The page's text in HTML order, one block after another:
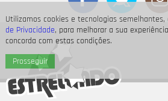
Utilizamos cookies e tecnologias
de Privacidade, para melhorar a sua
concorda com estas condições.
Prosseguir